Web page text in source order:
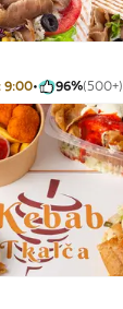
96%(500+)